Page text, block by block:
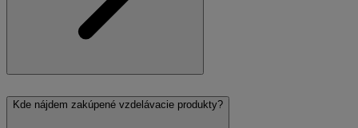
Kde nájdem zakúpené vzdelávacie produkty?